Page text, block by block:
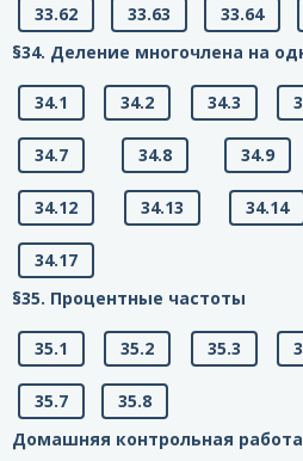
33.62 33.63 33.64
§34. Деление многочлена на
34.1 34.2 34.3
34.7 34.8 34.9
34.12 34.13 34.14
34.17
§35. Процентные частоты
35.1 35.2 35.3
35.7
35.8
Домашняя контрольная